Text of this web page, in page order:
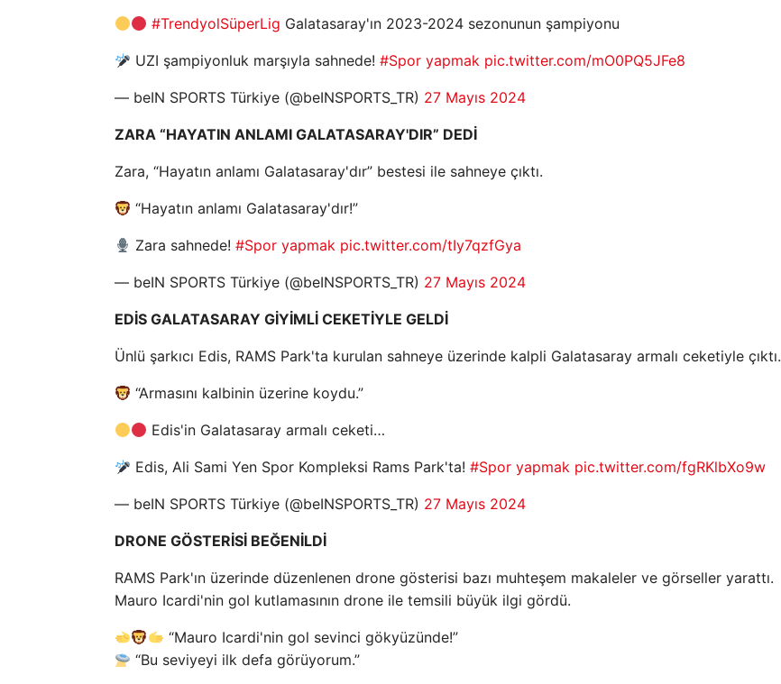
#TrendyolSüperLig Galatasaray'ın 2023-2024 sezonunun şampiyonu
UZI şampiyonluk marşıyla sahnede!#Spor yapmak pic.twitter.com/mO0PQ5JFe8
— beIN SPORTS Türkiye (@beINSPORTS_TR) 27 Mayıs 2024
ZARA “HAYATIN ANLAMI GALATASARAY'DIR” DEDİ
Zara, “Hayatın anlamı Galatasaray'dır” bestesi ile sahneye çıktı.
“Hayatın anlamı Galatasaray'dır!”
Zara sahnede!#Spor yapmak pic.twitter.com/tIy7qzfGya
— beIN SPORTS Türkiye (@beINSPORTS_TR) 27 Mayıs 2024
EDİS GALATASARAY GİYİMLİ CEKETİYLE GELDİ
Ünlü şarkıcı Edis, RAMS Park'ta kurulan sahneye üzerinde kalpli Galatasaray armalı ceketiyle çıktı.
“Armasını kalbinin üzerine koydu.”
Edis'in Galatasaray armalı ceketi…
Edis, Ali Sami Yen Spor Kompleksi Rams Park'ta!#Spor yapmak pic.twitter.com/fgRKlbXo9w
— beIN SPORTS Türkiye (@beINSPORTS_TR) 27 Mayıs 2024
DRONE GÖSTERİSİ BEĞENİLDİ
RAMS Park'ın üzerinde düzenlenen drone gösterisi bazı muhteşem makaleler ve görseller yarattı.
Mauro Icardi'nin gol kutlamasının drone ile temsili büyük ilgi gördü.
“Mauro Icardi'nin gol sevinci gökyüzünde!”
“Bu seviyeyi ilk defa görüyorum.”